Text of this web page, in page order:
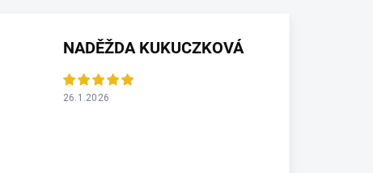
NADĚŽDA KUKUCZKOVÁ
26.1.2026